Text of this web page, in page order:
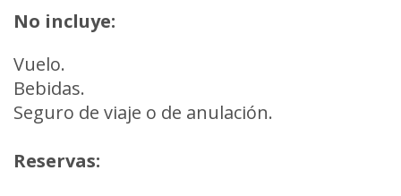
No incluye:
Vuelo.
Bebidas.
Seguro de viaje o de anulación.
Reservas: